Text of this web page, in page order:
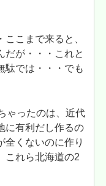
こまで来ると、
だが・・・これと
駄では・・・でも
ゃったのは、近代
に有利だし作るの
全くないのに作り
これら北海道の2